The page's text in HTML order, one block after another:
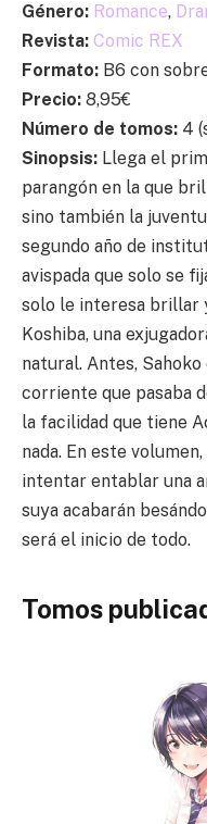
Género: Romance,
Revista: Comic REX
Formato: B6 con
Precio: 8,95€
Número de tomos: 4
Sinopsis: Llega el
parangón en la que
sino también la
segundo año de
avispada que solo se
solo le interesa brillar
Koshiba, una
natural. Antes,
corriente que pasaba
la facilidad que tiene
nada. En este
intentar entablar una
suya acabarán
será el inicio de todo.
Tomos